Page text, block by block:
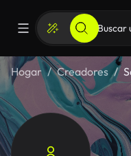
Hogar Creadores